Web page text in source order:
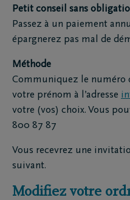
Petit conseil sans
Passez à un paiement
épargnerez pas mal de
Méthode
Communiquez le numéro
votre prénom à l’adresse
votre (vos) choix. Vous
800 87 87
Vous recevrez une
suivant.
Modifiez votre